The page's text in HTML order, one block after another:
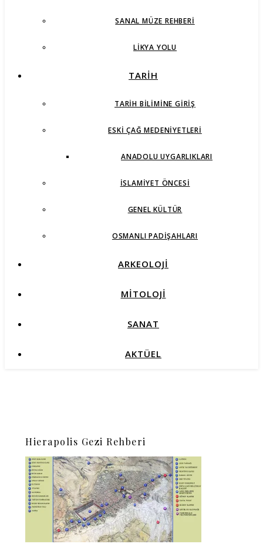
SANAL MÜZE REHBERI
LIKYA YOLU
TARİH
TARIH BILIMINE GIRIŞ
ESKI ÇAĞ MEDENIYETLERI
ANADOLU UYGARLIKLARI
İSLAMIYET ÖNCESI
GENEL KÜLTÜR
OSMANLI PADIŞAHLARI
ARKEOLOJİ
MİTOLOJİ
SANAT
AKTÜEL
Hierapolis Gezi Rehberi